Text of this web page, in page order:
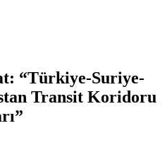
“Türkiye-Suriye-
Transit Koridoru